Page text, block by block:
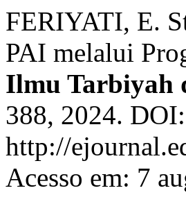
FERIYATI, E.
PAI melalui
Ilmu Tarbiyah
388, 2024.
http://
Acesso em: 7